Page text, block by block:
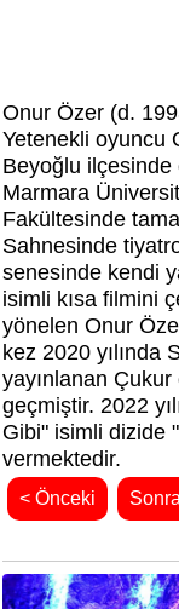
Onur Özer (d.
Yetenekli oyuncu
Beyoğlu
Marmara
Fakültesinde
Sahnesinde
senesinde kendi
isimli kısa filmini
yönelen Onur
kez 2020 yılında
yayınlanan
geçmiştir. 2022
Gibi" isimli dizide
vermektedir.
< Önceki